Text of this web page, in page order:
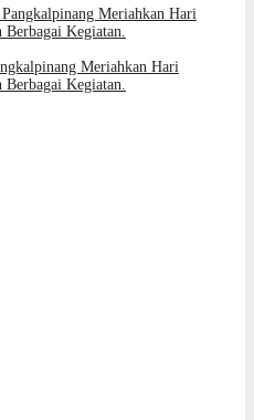
Meriahkan Hari
Kegiatan.